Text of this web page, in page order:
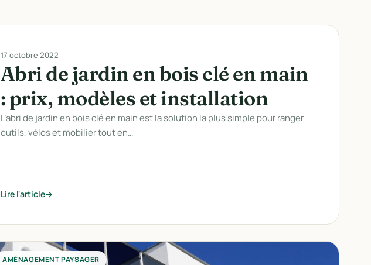
17 octobre 2022
Abri de jardin en bois clé en main
: prix, modèles et installation
L’abri de jardin en bois clé en main est la solution la plus simple pour ranger
outils, vélos et mobilier tout en…
Lire l'article
AMÉNAGEMENT PAYSAGER